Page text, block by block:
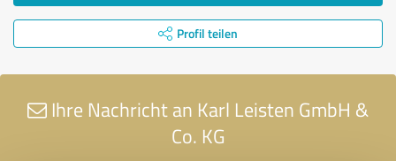
Profil teilen
Ihre Nachricht an Karl Leisten GmbH &
Co. KG